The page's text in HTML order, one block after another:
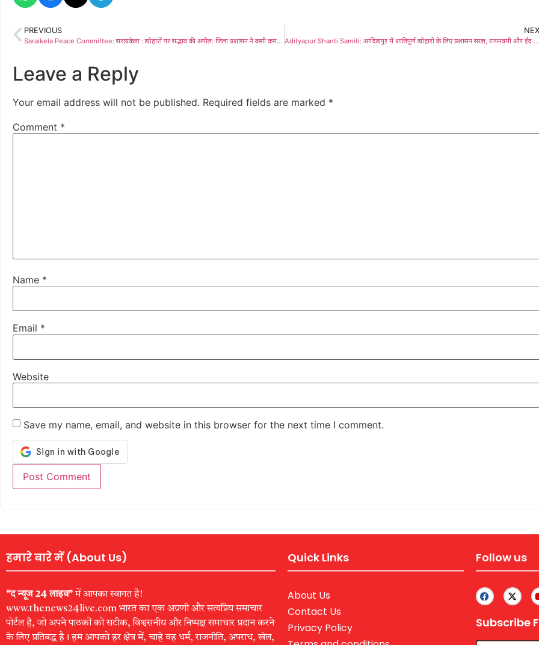
PREVIOUS
Saraikela Peace Committee: सरायकेला : त्योहारों पर सद्भाव की अपील: जिला प्रशासन ने कसी कमर, हुड़दंगियों पर रहेगी ड्रोन से नजर, उपायुक्त नितिश कुमार सिंह और एसपी मुकेश लुनायत ने शांति समिति के सदस्यों के साथ की उच्चस्तरीय बैठक Adityapur Shanti Samiti: आदित्यपुर में शांतिपूर्ण त्योहारों के लिए प्रशासन सख्त, रामनवमी और ईद को लेकर अखाड़ा समितियों के साथ हुई बैठक, विसर्जन जुलूस, स्ट्रीट लाइट और जलापूर्ति दुरुस्त करने के निर्देश
Leave a Reply
Your email address will not be published. Required fields are marked *
Comment *
Name *
Email *
Website
Save my name, email, and website in this browser for the next time I comment.
हमारे बारे में (About Us)
“द न्यूज 24 लाइव”में आपका स्वागत है!
www.thenews24live.com भारत का एक अग्रणी और सत्यप्रिय समाचार
पोर्टल है, जो अपने पाठकों को सटीक, विश्वसनीय और निष्पक्ष समाचार प्रदान करने
के लिए प्रतिबद्ध है। हम आपको हर क्षेत्र में, चाहे वह धर्म, राजनीति, अपराध, खेल,
Quick Links
About Us
Contact Us
Privacy Policy
Follow us
Subscribe